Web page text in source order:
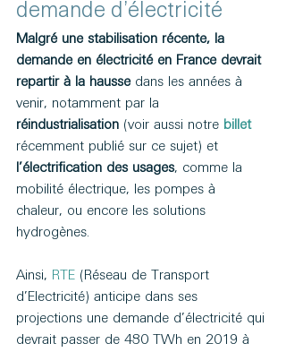
demande d’électricité
Malgré une stabilisation récente, la
demande en électricité en France devrait
repartir à la hausse dans les années à
venir, notamment par la
réindustrialisation (voir aussi notre billet
récemment publié sur ce sujet) et
l’électrification des usages, comme la
mobilité électrique, les pompes à
chaleur, ou encore les solutions
hydrogènes.
Ainsi, RTE (Réseau de Transport
d’Electricité) anticipe dans ses
projections une demande d’électricité qui
devrait passer de 480 TWh en 2019 à